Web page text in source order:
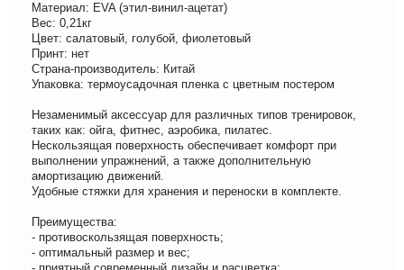
Материал: EVA (этил-винил-ацетат)
Вес: 0,21кг
Цвет: салатовый, голубой, фиолетовый
Принт: нет
Страна-производитель: Китай
Упаковка: термоусадочная пленка с цветным постером
Незаменимый аксессуар для различных типов тренировок,
таких как: ойга, фитнес, аэробика, пилатес.
Нескользящая поверхность обеспечивает комфорт при
выполнении упражнений, а также дополнительную
амортизацию движений.
Удобные стяжки для хранения и переноски в комплекте.
Преимущества:
- противоскользящая поверхность;
- оптимальный размер и вес;